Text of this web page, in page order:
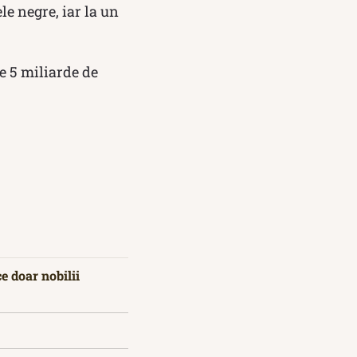
negre, iar la un
5 miliarde de
doar nobilii